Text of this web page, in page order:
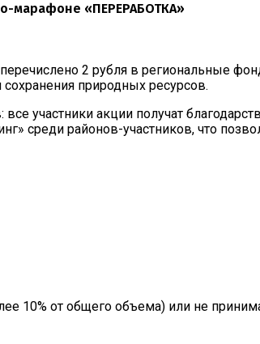
марафоне «ПЕРЕРАБОТКА»
2 рубля в региональные
природных ресурсов.
участники акции получат
среди районов-участников, что
10% от общего объема) или не